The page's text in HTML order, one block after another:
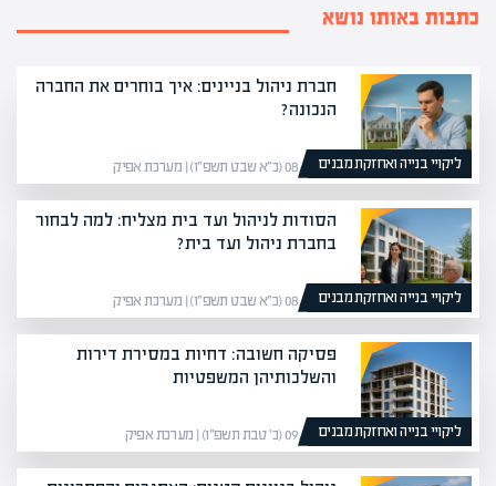
כתבות באותו נושא
ליקויי בנייה ואחזקת מבנים
חברת ניהול בניינים: איך בוחרים את החברה
הנכונה?
08/02/26 (כ״א שבט תשפ״ו) | מערכת אפיק
ליקויי בנייה ואחזקת מבנים
הסודות לניהול ועד בית מצליח: למה לבחור
בחברת ניהול ועד בית?
08/02/26 (כ״א שבט תשפ״ו) | מערכת אפיק
ליקויי בנייה ואחזקת מבנים
פסיקה חשובה: דחיות במסירת דירות
והשלכותיהן המשפטיות
09/01/26 (כ׳ טבת תשפ״ו) | מערכת אפיק